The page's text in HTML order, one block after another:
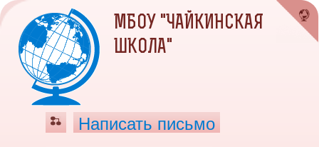
МБОУ "ЧАЙКИНСКАЯ
ШКОЛА"
Написать письмо